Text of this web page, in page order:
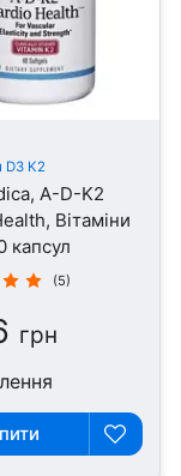
D3 K2
A-D-K2
Вітаміни
капсул
(5)
грн